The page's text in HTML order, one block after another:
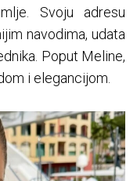
Svoju adresu
navodima, udata
Poput Meline,
i elegancijom.